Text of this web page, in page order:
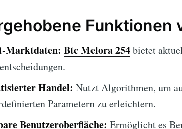
Funktionen
Marktdaten: Btc Melora 254bietet
Handel: Nutzt Algorithmen, um
Parametern zu erleichtern.
Benutzeroberfläche: Ermöglicht es